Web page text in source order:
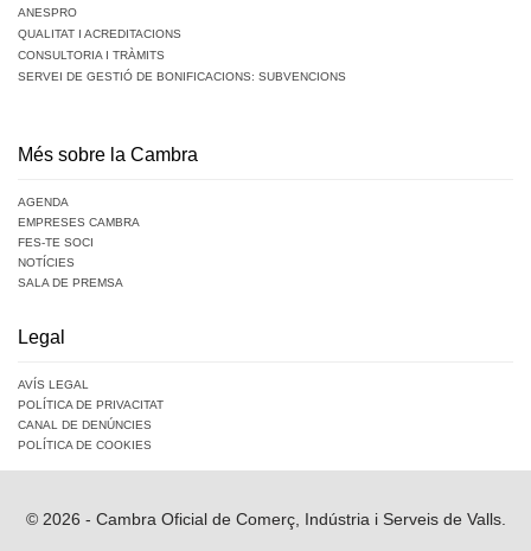
ANESPRO
QUALITAT I ACREDITACIONS
CONSULTORIA I TRÀMITS
SERVEI DE GESTIÓ DE BONIFICACIONS: SUBVENCIONS
Més sobre la Cambra
AGENDA
EMPRESES CAMBRA
FES-TE SOCI
NOTÍCIES
SALA DE PREMSA
Legal
AVÍS LEGAL
POLÍTICA DE PRIVACITAT
CANAL DE DENÚNCIES
POLÍTICA DE COOKIES
© 2026 - Cambra Oficial de Comerç, Indústria i Serveis de Valls.